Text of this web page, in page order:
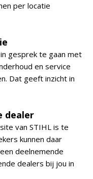
per locatie
gesprek te gaan met
en service
Dat geeft inzicht in
dealer
van STIHL is te
kunnen daar
deelnemende
dealers bij jou in